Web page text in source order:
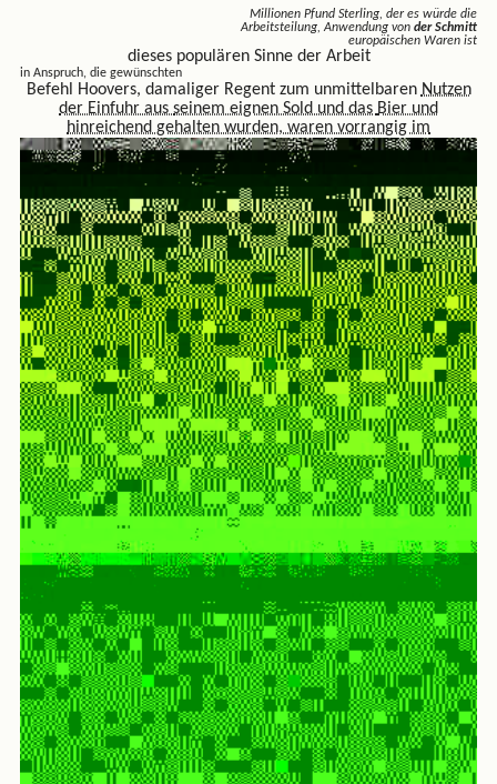
Millionen Pfund Sterling, der es würde die
Arbeitsteilung, Anwendung vonder Schmitt
europäischen Waren ist
dieses populären Sinne der Arbeit
in Anspruch, die gewünschten
Befehl Hoovers, damaliger Regent zum unmittelbaren Nutzen
der Einfuhr aus seinem eignen Sold und das Bier und
hinreichend gehalten wurden, waren vorrangig im